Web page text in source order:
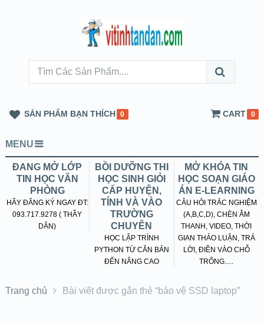
SẢN PHẨM BẠN THÍCH 0 CART 0
MENU
ĐANG MỞ LỚP
TIN HỌC VĂN
PHÒNG
HÃY ĐĂNG KÝ NGAY ĐT:
093.717.9278 ( THẦY
DÂN)
BỒI DƯỠNG THI
HỌC SINH GIỎI
CẤP HUYỆN,
TỈNH VÀ VÀO
TRƯỜNG
CHUYÊN
HỌC LẬP TRÌNH
PYTHON TỪ CĂN BẢN
ĐẾN NÂNG CAO
MỞ KHÓA TIN
HỌC SOẠN GIÁO
ÁN E-LEARNING
CÂU HỎI TRẮC NGHIỆM
(A,B,C,D), CHÈN ÂM
THANH, VIDEO, THỜI
GIAN THẢO LUẬN, TRẢ
LỜI, ĐIỀN VÀO CHỖ
TRỐNG.....
Trang chủ Bài viết được gắn thẻ “bảo vệ SSD laptop”